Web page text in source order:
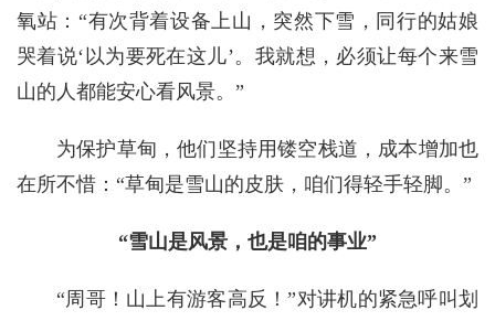
氧站：“有次背着设备上山，突然下雪，同行的姑娘
哭着说‘以为要死在这儿’。我就想，必须让每个来雪
山的人都能安心看风景。”
为保护草甸，他们坚持用镂空栈道，成本增加也
在所不惜：“草甸是雪山的皮肤，咱们得轻手轻脚。”
“雪山是风景，也是咱的事业”
“周哥！山上有游客高反！”对讲机的紧急呼叫划